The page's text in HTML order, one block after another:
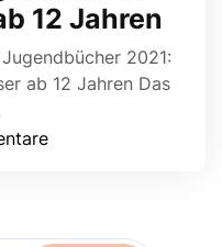
12 Jahren
2021:
ab 12 Jahren Das